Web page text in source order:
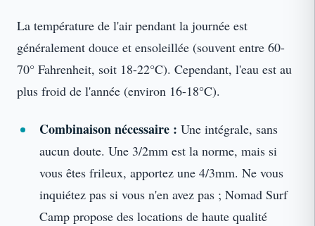
La température de l'air pendant la journée est
généralement douce et ensoleillée (souvent entre 60-
70° Fahrenheit, soit 18-22°C). Cependant, l'eau est au
plus froid de l'année (environ 16-18°C).
Combinaison nécessaire : Une intégrale, sans
aucun doute. Une 3/2mm est la norme, mais si
vous êtes frileux, apportez une 4/3mm. Ne vous
inquiétez pas si vous n'en avez pas ; Nomad Surf
Camp propose des locations de haute qualité